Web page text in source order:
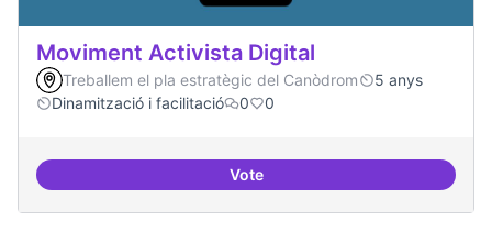
Moviment Activista Digital
Treballem el pla estratègic del Canòdrom
5 anys
Dinamització i facilitació
0 0
VoteMoviment Activista Digital